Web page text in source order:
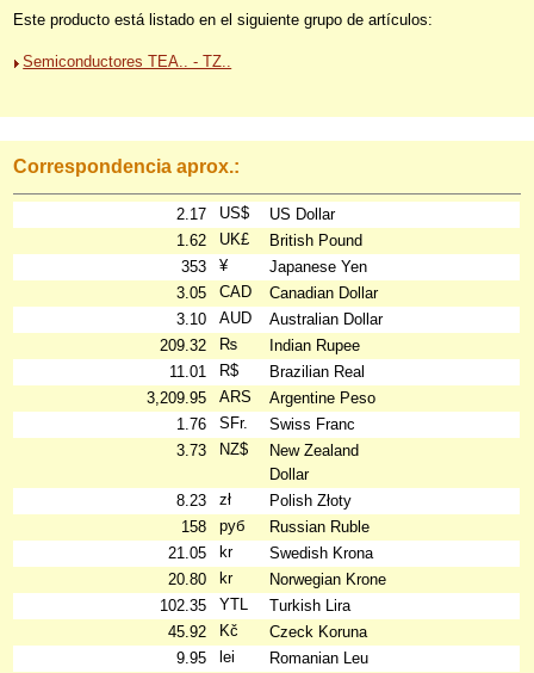
Este producto está listado en el siguiente grupo de artículos:
Semiconductores TEA.. - TZ..
Correspondencia aprox.:
2.17 US$
US Dollar
1.62
UK£
British Pound
353
¥
Japanese Yen
3.05
CAD
Canadian Dollar
3.10
AUD
Australian Dollar
209.32
₨
Indian Rupee
11.01
R$
Brazilian Real
3,209.95
ARS
Argentine Peso
1.76
SFr.
Swiss Franc
3.73
NZ$
New Zealand
Dollar
8.23
zł
Polish Złoty
158
руб
Russian Ruble
21.05
kr
Swedish Krona
20.80
kr
Norwegian Krone
102.35
YTL
Turkish Lira
45.92
Kč
Czeck Koruna
9.95
lei
Romanian Leu